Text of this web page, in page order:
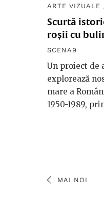
ARTE VIZUALE
Scurtă
roșii cu
SCENA9
Un proiect de
explorează
mare a
1950-1989,
MAI NOI